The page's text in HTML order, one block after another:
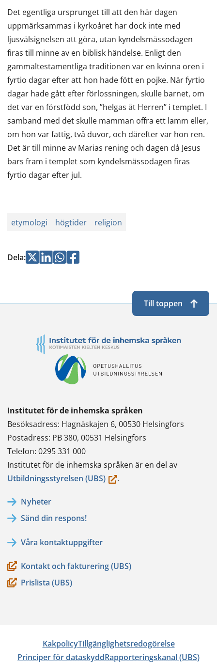
Det egentliga ursprunget till att den här dagen
uppmärksammas i kyrkoåret har dock inte med
ljusvälsignelsen att göra, utan kyndelsmässodagen
firas till minne av en biblisk händelse. Enligt den
gammaltestamentliga traditionen var en kvinna oren i
fyrtio dagar efter att hon hade fött en pojke. När fyrtio
dagar hade gått efter förlossningen, skulle barnet, om
det var en förstfödd son, ”helgas åt Herren” i templet. I
samband med det skulle mamman offra ett lamm eller,
om hon var fattig, två duvor, och därefter var hon ren.
Det är till minne av Marias rening och dagen då Jesus
bars fram i templet som kyndelsmässodagen firas
fyrtio dagar efter jul.
etymologi högtider religion
Dela:Jaa Jaa Jaa
Jaa
Institutet för de inhemska språken
Besöksadress: Hagnäskajen 6, 00530 Helsingfors
Postadress: PB 380, 00531 Helsingfors
Telefon: 0295 331 000
Institutet för de inhemska språken är en del av
Utbildningsstyrelsen (UBS)(du.
Nyheter
Sänd din respons!
Våra kontaktuppgifter
Kontakt och fakturering (UBS)
Prislista (UBS)
KakpolicyTillgänglighetsredogörelse
Principer för dataskyddRapporteringskanal (UBS)
Till toppen